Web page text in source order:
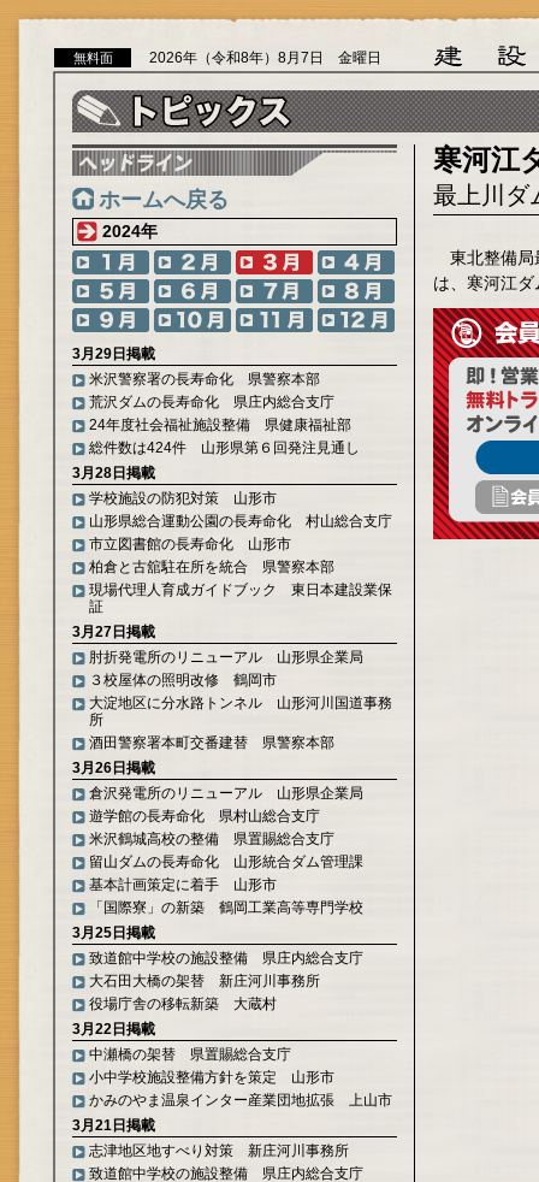
無料面 2026年（令和8年）8月7日 金曜日
ホームへ戻る
2024年
3月29日掲載
米沢警察署の長寿命化 県警察本部
荒沢ダムの長寿命化 県庄内総合支庁
24年度社会福祉施設整備 県健康福祉部
総件数は424件 山形県第６回発注見通し
3月28日掲載
学校施設の防犯対策 山形市
山形県総合運動公園の長寿命化 村山総合支庁
市立図書館の長寿命化 山形市
柏倉と古舘駐在所を統合 県警察本部
現場代理人育成ガイドブック 東日本建設業保
証
3月27日掲載
肘折発電所のリニューアル 山形県企業局
３校屋体の照明改修 鶴岡市
大淀地区に分水路トンネル 山形河川国道事務
所
酒田警察署本町交番建替 県警察本部
3月26日掲載
倉沢発電所のリニューアル 山形県企業局
遊学館の長寿命化 県村山総合支庁
米沢鶴城高校の整備 県置賜総合支庁
留山ダムの長寿命化 山形統合ダム管理課
基本計画策定に着手 山形市
「国際寮」の新築 鶴岡工業高等専門学校
3月25日掲載
致道館中学校の施設整備 県庄内総合支庁
大石田大橋の架替 新庄河川事務所
役場庁舎の移転新築 大蔵村
3月22日掲載
中瀬橋の架替 県置賜総合支庁
小中学校施設整備方針を策定 山形市
かみのやま温泉インター産業団地拡張 上山市
3月21日掲載
志津地区地すべり対策 新庄河川事務所
致道館中学校の施設整備 県庄内総合支庁
寒河江
最上川ダ
東北整備局
は、寒河江